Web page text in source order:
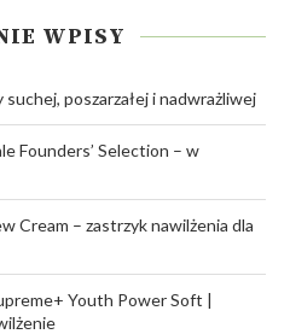
WPISY
poszarzałej i nadwrażliwej
Founders’ Selection – w
Cream – zastrzyk nawilżenia dla
Youth Power Soft |